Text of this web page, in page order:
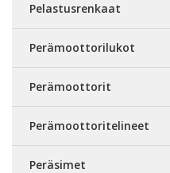
Pelastusrenkaat
Perämoottorilukot
Perämoottorit
Perämoottoritelineet
Peräsimet